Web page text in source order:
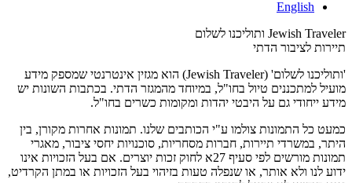
English
Jewish Traveler ותוליכנו לשלום
תיירות לציבור הדתי
'ותוליכנו לשלום' (Jewish Traveler) הוא מגזין אינטרנטי שמספק מידע
מועיל למתכננים טיול בחו"ל, במיוחד מהמגזר הדתי. בכתבות השונות יש
מידע ייחודי גם על היבטי יהדות ומקומות כשרים בחו"ל.
כמעט כל התמונות צולמו ע"י הכותבים שלנו. תמונות אחרות מקורן, בין
היתר, במשרדי תיירות, חברות מסחריות, סוכנויות יחסי ציבור, מאגרי
תמונות מורשים לפי סעיף 27א לחוק זכות יוצרים. אם בעל הזכויות אינו
ידוע לנו ולא אותר, או שנפלה טעות בזיהוי בעל הזכויות או במתן הקרדיט,